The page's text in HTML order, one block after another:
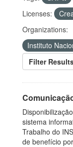
Licenses:
Organizations:
Instituto
Filter
sistema
Trabalho do
de benefício